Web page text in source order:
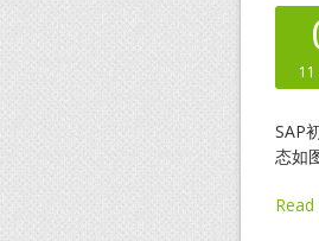
SAP
态如